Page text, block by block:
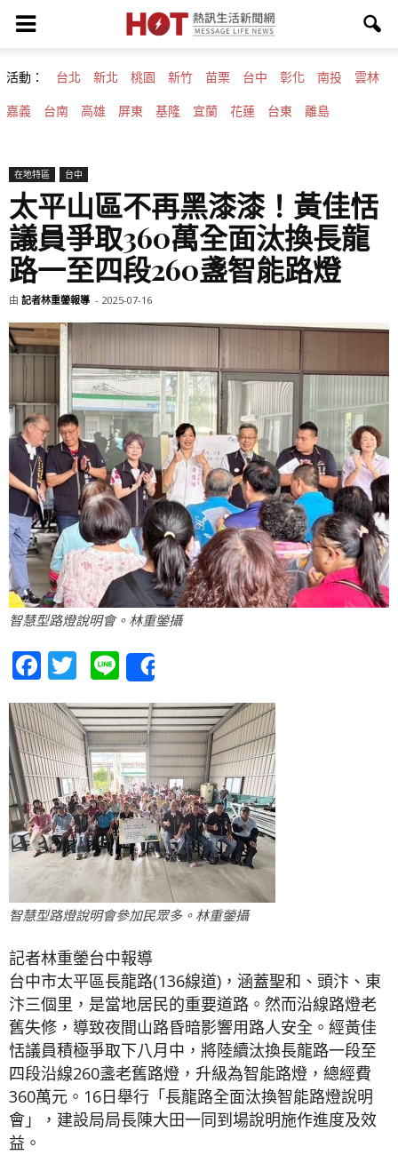
活動： 台北 新北 桃園 新竹 苗栗 台中 彰化 南投 雲林
嘉義 台南 高雄 屏東 基隆 宜蘭 花蓮 台東 離島
在地特區 台中
太平山區不再黑漆漆！黃佳恬
議員爭取360萬全面汰換長龍
路一至四段260盞智能路燈
由 記者林重鎣報導 - 2025-07-16
智慧型路燈說明會。林重鎣攝
Facebook
Twitter
Line
智慧型路燈說明會參加民眾多。林重鎣攝
記者林重鎣台中報導
台中市太平區長龍路(136線道)，涵蓋聖和、頭汴、東
汴三個里，是當地居民的重要道路。然而沿線路燈老
舊失修，導致夜間山路昏暗影響用路人安全。經黃佳
恬議員積極爭取下八月中，將陸續汰換長龍路一段至
四段沿線260盞老舊路燈，升級為智能路燈，總經費
360萬元。16日舉行「長龍路全面汰換智能路燈說明
會」，建設局局長陳大田一同到場說明施作進度及效
益。